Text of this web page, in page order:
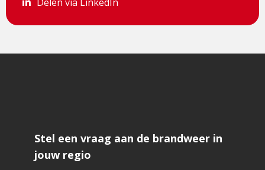
Stel een vraag aan de brandweer in
jouw regio